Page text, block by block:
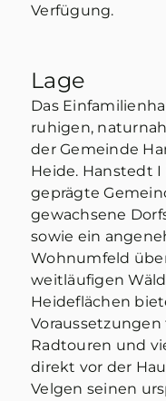
Verfügung.
Lage
Das
ruhigen,
der Gemeinde
Heide. Hanstedt
geprägte
gewachsene
sowie ein
Wohnumfeld
weitläufigen
Heideflächen
Voraussetzungen
Radtouren und
direkt vor der
Velgen seinen